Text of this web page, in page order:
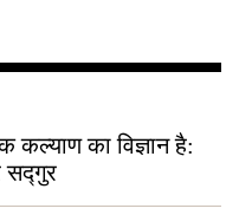
कल्याण का विज्ञान है:
सद्गुर